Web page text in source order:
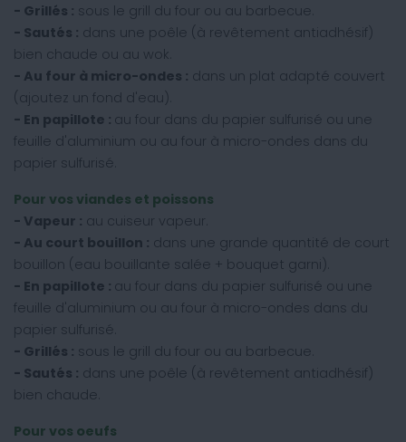
- Grillés : sous le grill du four ou au barbecue.
- Sautés : dans une poêle (à revêtement antiadhésif)
bien chaude ou au wok.
- Au four à micro-ondes : dans un plat adapté couvert
(ajoutez un fond d'eau).
- En papillote : au four dans du papier sulfurisé ou une
feuille d'aluminium ou au four à micro-ondes dans du
papier sulfurisé.
Pour vos viandes et poissons
- Vapeur : au cuiseur vapeur.
- Au court bouillon : dans une grande quantité de court
bouillon (eau bouillante salée + bouquet garni).
- En papillote : au four dans du papier sulfurisé ou une
feuille d'aluminium ou au four à micro-ondes dans du
papier sulfurisé.
- Grillés : sous le grill du four ou au barbecue.
- Sautés : dans une poêle (à revêtement antiadhésif)
bien chaude.
Pour vos oeufs